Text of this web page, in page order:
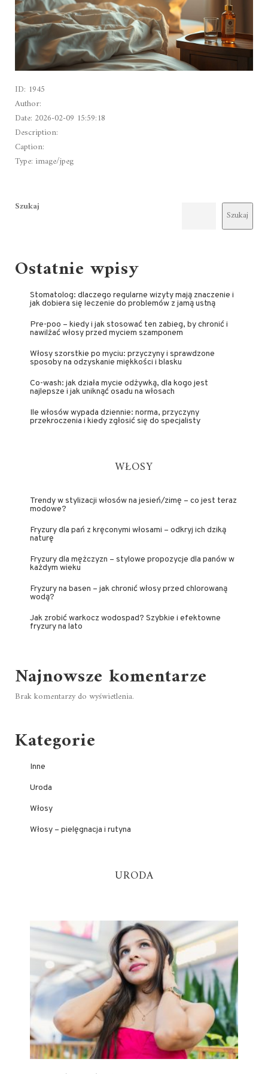
ID: 1945
Author:
Date: 2026-02-09 15:59:18
Description:
Caption:
Type: image/jpeg
Szukaj
Szukaj
Ostatnie wpisy
Stomatolog: dlaczego regularne wizyty mają znaczenie i
jak dobiera się leczenie do problemów z jamą ustną
Pre-poo – kiedy i jak stosować ten zabieg, by chronić i
nawilżać włosy przed myciem szamponem
Włosy szorstkie po myciu: przyczyny i sprawdzone
sposoby na odzyskanie miękkości i blasku
Co-wash: jak działa mycie odżywką, dla kogo jest
najlepsze i jak uniknąć osadu na włosach
Ile włosów wypada dziennie: norma, przyczyny
przekroczenia i kiedy zgłosić się do specjalisty
WŁOSY
Trendy w stylizacji włosów na jesień/zimę – co jest teraz
modowe?
Fryzury dla pań z kręconymi włosami – odkryj ich dziką
naturę
Fryzury dla mężczyzn – stylowe propozycje dla panów w
każdym wieku
Fryzury na basen – jak chronić włosy przed chlorowaną
wodą?
Jak zrobić warkocz wodospad? Szybkie i efektowne
fryzury na lato
Najnowsze komentarze
Brak komentarzy do wyświetlenia.
Kategorie
Inne
Uroda
Włosy
Włosy – pielęgnacja i rutyna
URODA